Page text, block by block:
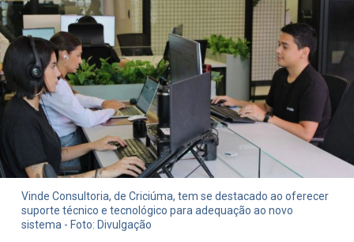
Vinde Consultoria, de Criciúma, tem se destacado ao oferecer
suporte técnico e tecnológico para adequação ao novo
sistema - Foto: Divulgação